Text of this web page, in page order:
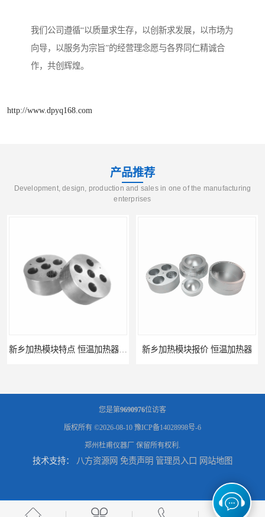
我们公司遵循“以质量求生存，以创新求发展，以市场为
向导，以服务为宗旨”的经营理念愿与各界同仁精诚合
作，共创辉煌。
http://www.dpyq168.com
产品推荐
Development, design, production and sales in one of the manufacturing
enterprises
新乡加热模块特点 恒温加热器 杜甫仪器 新乡加热模块报价 恒温加热器
濮阳加热模块批发 干烧金属浴 河南加热模块价格 干式加热器
您是第9690976位访客
版权所有 ©2026-08-10 豫ICP备14028998号-6
郑州杜甫仪器厂 保留所有权利.
技术支持： 八方资源网 免责声明 管理员入口 网站地图